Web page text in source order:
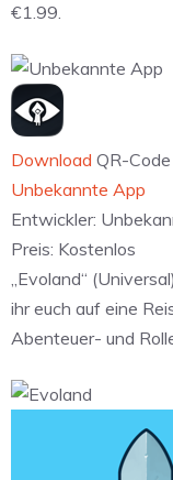
€1.99.
Download QR-Code
Unbekannte App
Entwickler:
Preis: Kostenlos
„Evoland“
ihr euch auf eine
Abenteuer- und